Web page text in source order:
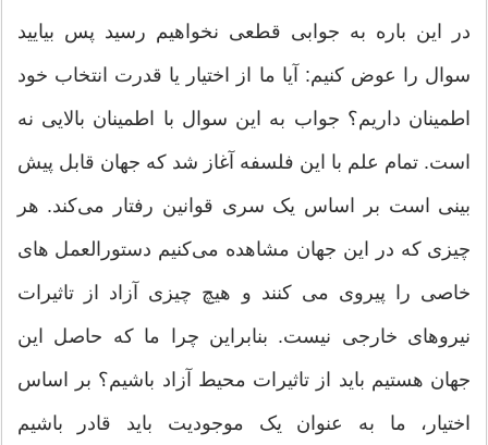
در این باره به جوابی قطعی نخواهیم رسید پس بیایید
سوال را عوض کنیم: آیا ما از اختیار یا قدرت انتخاب خود
اطمینان داریم؟ جواب به این سوال با اطمینان بالایی نه
است. تمام علم با این فلسفه آغاز شد که جهان قابل پیش
بینی است بر اساس یک سری قوانین رفتار می‌کند. هر
چیزی که در این جهان مشاهده می‌کنیم دستورالعمل های
خاصی را پیروی می کنند و هیچ چیزی آزاد از تاثیرات
نیروهای خارجی نیست. بنابراین چرا ما که حاصل این
جهان هستیم باید از تاثیرات محیط آزاد باشیم؟ بر اساس
اختیار، ما به عنوان یک موجودیت ‌باید قادر باشیم